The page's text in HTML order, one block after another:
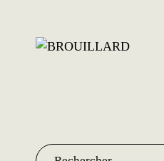
contenu
Rechercher :